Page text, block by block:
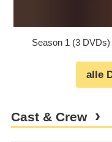
Season 1 (3 DVDs)
alle
Cast & Crew